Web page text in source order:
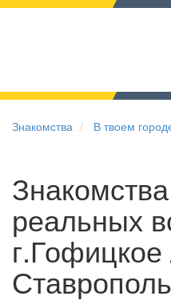
Знакомства В твоем
реальных
г.Гофицкое